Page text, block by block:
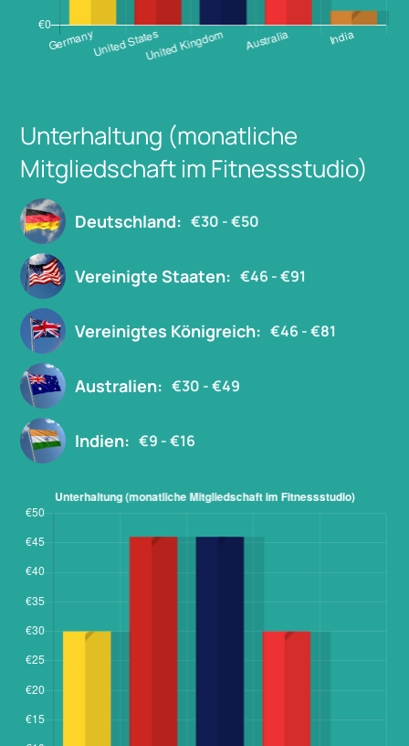
Unterhaltung (monatliche
Mitgliedschaft im Fitnessstudio)
Deutschland: €30 - €50
Vereinigte Staaten: €46 - €91
Vereinigtes Königreich: €46 - €81
Australien: €30 - €49
Indien: €9 - €16